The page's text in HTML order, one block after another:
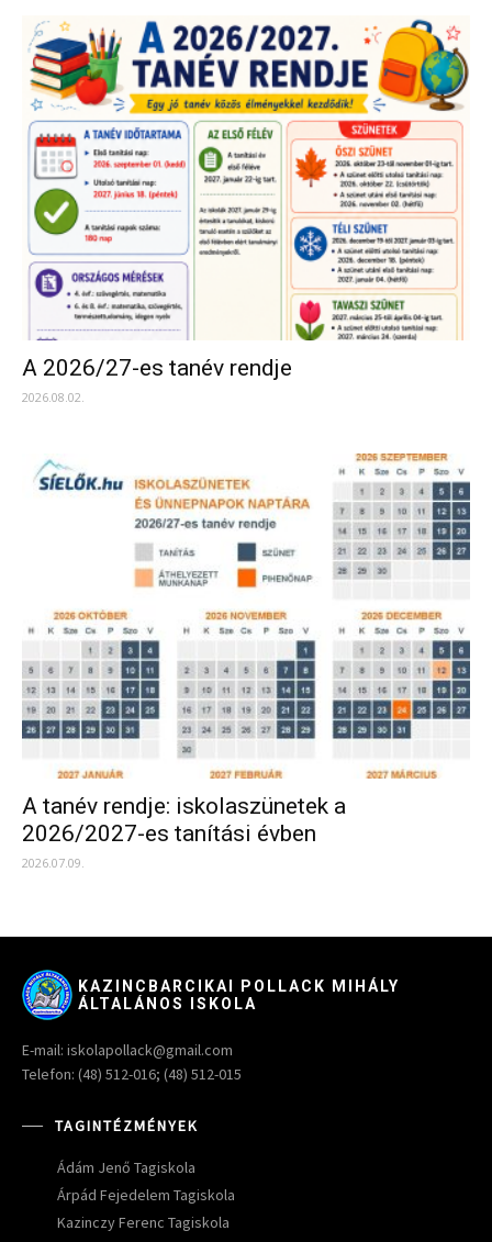
A 2026/27-es tanév rendje
2026.08.02.
A tanév rendje: iskolaszünetek a
2026/2027-es tanítási évben
2026.07.09.
KAZINCBARCIKAI POLLACK MIHÁLY
ÁLTALÁNOS ISKOLA
E-mail: iskolapollack@gmail.com
Telefon: (48) 512-016; (48) 512-015
TAGINTÉZMÉNYEK
Ádám Jenő Tagiskola
Árpád Fejedelem Tagiskola
Kazinczy Ferenc Tagiskola